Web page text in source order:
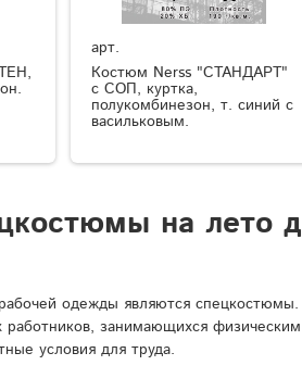
арт.
Костюм Nerss "СТАНДАРТ"
с СОП, куртка,
полукомбинезон, т. синий с
васильковым.
на лето
одежды являются
работников, занимающихся
условия для труда.